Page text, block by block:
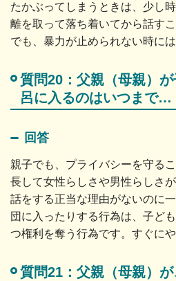
たかぶってしまうときは、少し
離を取って落ち着いてから話す
でも、暴力が止められない時に
質問20：父親（母親）
呂に入るのはいつまで…
回答
親子でも、プライバシーを守る
長して女性らしさや男性らしさ
話をする正当な理由がないのに
団に入ったりする行為は、子ど
つ権利を奪う行為です。すぐにや
質問21：父親（母親）